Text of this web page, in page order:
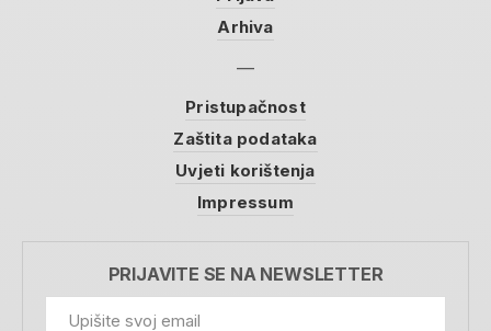
Arhiva
Pristupačnost
Zaštita podataka
Uvjeti korištenja
Impressum
PRIJAVITE SE NA NEWSLETTER